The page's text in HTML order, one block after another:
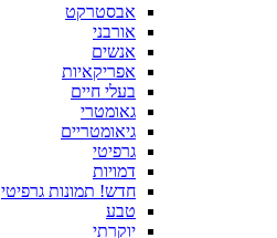
אבסטרקט
אורבני
אנשים
אפריקאיות
בעלי חיים
גאומטרי
גיאומטריים
גרפיטי
דמויות
חדש! תמונות גרפיטי
טבע
יוקרתי